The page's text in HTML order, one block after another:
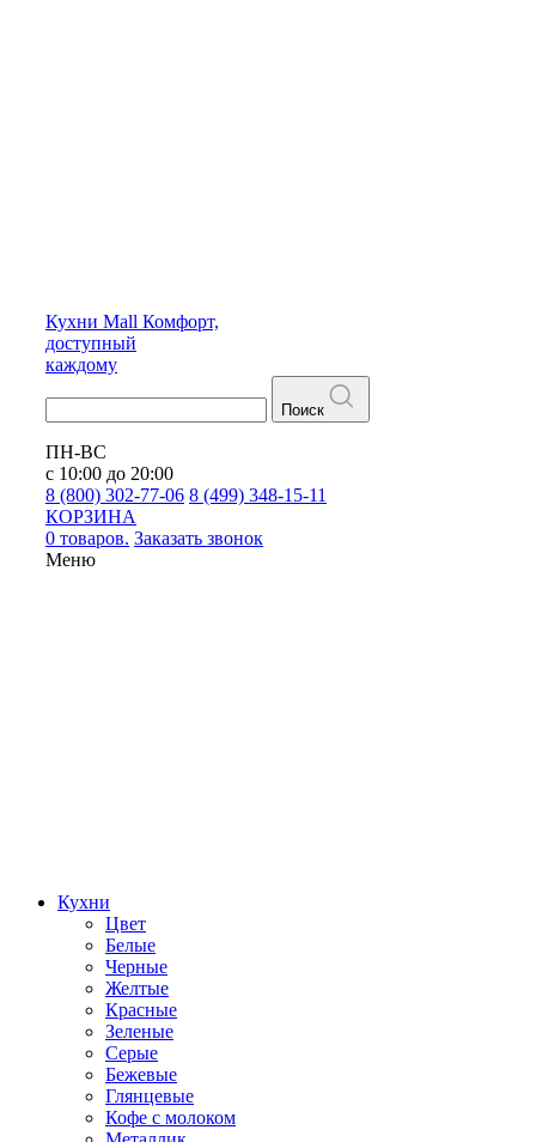
Кухни Mall Комфорт,
доступный
каждому
Поиск
ПН-ВС
с 10:00 до 20:00
8 (800) 302-77-06 8 (499) 348-15-11
КОРЗИНА
0 товаров. Заказать звонок
Меню
Кухни
Цвет
Белые
Черные
Желтые
Красные
Зеленые
Серые
Бежевые
Глянцевые
Кофе с молоком